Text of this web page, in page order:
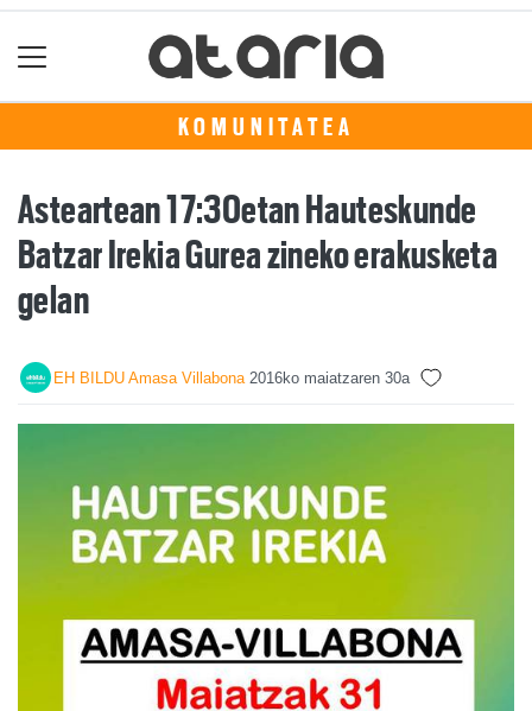
KOMUNITATEA
Asteartean 17:30etan Hauteskunde
Batzar Irekia Gurea zineko erakusketa
gelan
EH BILDU Amasa Villabona 2016ko maiatzaren 30a